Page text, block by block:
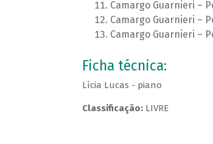
Camargo Guarnieri –
Camargo Guarnieri –
Camargo Guarnieri –
Ficha técnica:
Lícia Lucas - piano
Classificação:LIVRE